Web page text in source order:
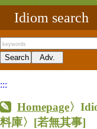
Idiom search
:::
Homepage〉
料庫〉 [若無其事]